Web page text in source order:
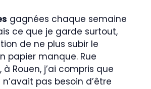
gagnées chaque semaine
ce que je garde surtout,
de ne plus subir le
papier manque. Rue
à Rouen, j’ai compris que
pas besoin d’être